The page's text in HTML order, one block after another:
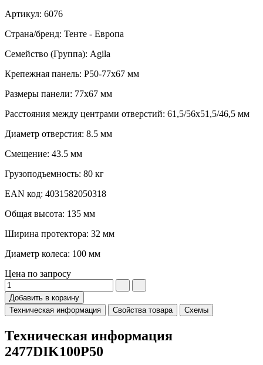
Артикул: 6076
Страна/бренд: Тенте - Европа
Семейство (Группа): Agila
Крепежная панель: P50-77x67 мм
Размеры панели: 77x67 мм
Расстояния между центрами отверстий: 61,5/56x51,5/46,5 мм
Диаметр отверстия: 8.5 мм
Смещение: 43.5 мм
Грузоподъемность: 80 кг
EAN код: 4031582050318
Общая высота: 135 мм
Ширина протектора: 32 мм
Диаметр колеса: 100 мм
Цена по запросу
Добавить в корзину
Техническая информация
Свойства товара Схемы
Техническая информация
2477DIK100P50